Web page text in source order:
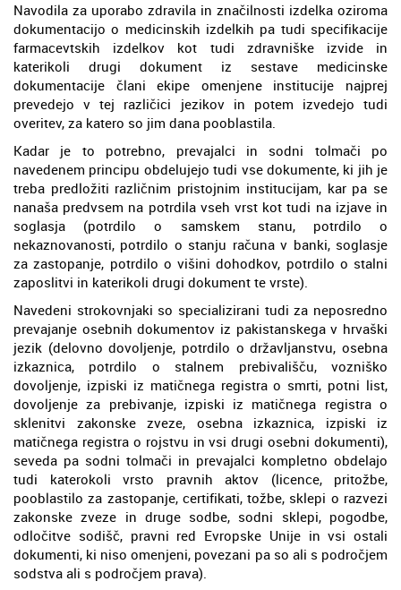
Navodila za uporabo zdravila in značilnosti izdelka oziroma
dokumentacijo o medicinskih izdelkih pa tudi specifikacije
farmacevtskih izdelkov kot tudi zdravniške izvide in
katerikoli drugi dokument iz sestave medicinske
dokumentacije člani ekipe omenjene institucije najprej
prevedejo v tej različici jezikov in potem izvedejo tudi
overitev, za katero so jim dana pooblastila.
Kadar je to potrebno, prevajalci in sodni tolmači po
navedenem principu obdelujejo tudi vse dokumente, ki jih je
treba predložiti različnim pristojnim institucijam, kar pa se
nanaša predvsem na potrdila vseh vrst kot tudi na izjave in
soglasja (potrdilo o samskem stanu, potrdilo o
nekaznovanosti, potrdilo o stanju računa v banki, soglasje
za zastopanje, potrdilo o višini dohodkov, potrdilo o stalni
zaposlitvi in katerikoli drugi dokument te vrste).
Navedeni strokovnjaki so specializirani tudi za neposredno
prevajanje osebnih dokumentov iz pakistanskega v hrvaški
jezik (delovno dovoljenje, potrdilo o državljanstvu, osebna
izkaznica, potrdilo o stalnem prebivališču, vozniško
dovoljenje, izpiski iz matičnega registra o smrti, potni list,
dovoljenje za prebivanje, izpiski iz matičnega registra o
sklenitvi zakonske zveze, osebna izkaznica, izpiski iz
matičnega registra o rojstvu in vsi drugi osebni dokumenti),
seveda pa sodni tolmači in prevajalci kompletno obdelajo
tudi katerokoli vrsto pravnih aktov (licence, pritožbe,
pooblastilo za zastopanje, certifikati, tožbe, sklepi o razvezi
zakonske zveze in druge sodbe, sodni sklepi, pogodbe,
odločitve sodišč, pravni red Evropske Unije in vsi ostali
dokumenti, ki niso omenjeni, povezani pa so ali s področjem
sodstva ali s področjem prava).